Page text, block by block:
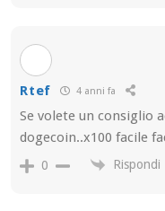
Rtef 4 anni fa
Se volete un consiglio
dogecoin..x100 facile
0 Rispondi